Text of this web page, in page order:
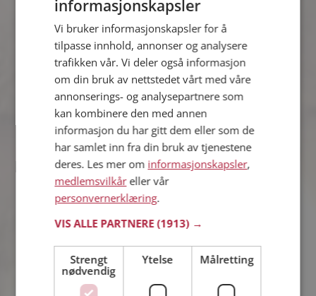
Thomas
41 år fra Haugesund i Rogaland
Søker kvinne 29 - 43 år
Vil du vite om Thomas er den rette for
deg? Bli medlem og se hva Thomas
liker å gjøre om kvelden. Kanskje en
treningsentusiast som deg selv?
Jobir
45 år fra Haugesund i Rogaland
Søker kvinne 25 - 66 år
Liker du å reise? Det gjør kanskje Jobir
og mengder av andre spennende
informasjonskapsler
Vi bruker informasjonskapsler for å
tilpasse innhold, annonser og analysere
trafikken vår. Vi deler også informasjon
om din bruk av nettstedet vårt med våre
annonserings- og analysepartnere som
kan kombinere den med annen
informasjon du har gitt dem eller som de
har samlet inn fra din bruk av tjenestene
deres. Les mer om informasjonskapsler,
medlemsvilkåreller vår
personvernerklæring.
VIS ALLE PARTNERE(1913) →
Strengt
nødvendig
Ytelse Målretting